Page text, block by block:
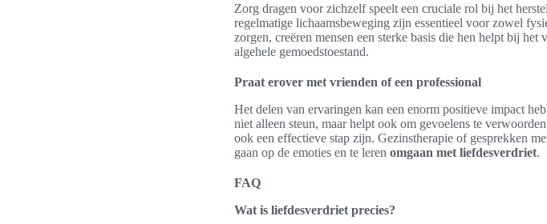
Zorg dragen voor zichzelf speelt een cruciale rol bij het
regelmatige lichaamsbeweging zijn essentieel voor zowel
zorgen, creëren mensen een sterke basis die hen helpt bij
algehele gemoedstoestand.
Praat erover met vrienden of een professional
Het delen van ervaringen kan een enorm positieve impact
niet alleen steun, maar helpt ook om gevoelens te
ook een effectieve stap zijn. Gezinstherapie of gesprekken
gaan op de emoties en te leren omgaan met liefdesverdriet.
FAQ
Wat is liefdesverdriet precies?